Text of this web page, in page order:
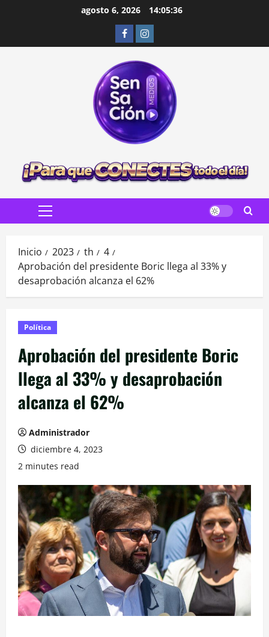
agosto 6, 2026 14:05:37
FacebookInstagram
Menú
Inicio 2023 th
4
Aprobación del presidente Boric llega al 33% y
desaprobación alcanza el 62%
Política
Aprobación del presidente Boric
llega al 33% y desaprobación
alcanza el 62%
Administrador
diciembre 4, 2023
2 minutes read